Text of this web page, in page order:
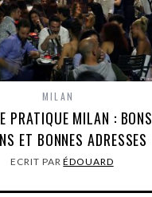
MILAN
PRATIQUE MILAN : BONS
ET BONNES ADRESSES
ECRIT PARÉDOUARD